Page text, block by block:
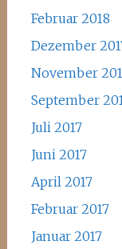
Februar 2018
Dezember
November
September
Juli 2017
Juni 2017
April 2017
Februar 2017
Januar 2017